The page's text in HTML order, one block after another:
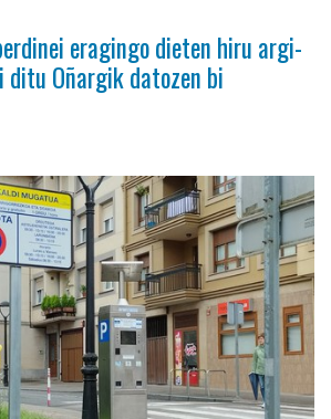
eragingo dieten hiru argi-
Oñargik datozen bi